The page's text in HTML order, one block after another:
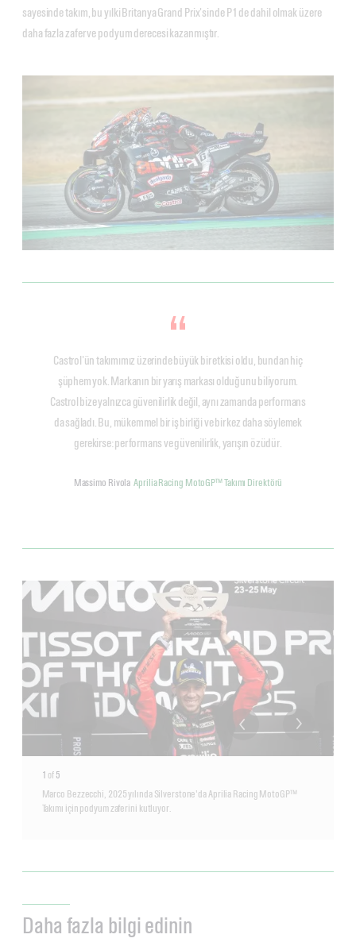
sayesinde takım, bu yılki Britanya Grand Prix'sinde P1 de dahil olmak üzere
daha fazla zafer ve podyum derecesi kazanmıştır.
Castrol'ün takımımız üzerinde büyük bir etkisi oldu, bundan hiç
şüphem yok. Markanın bir yarış markası olduğunu biliyorum.
Castrol bize yalnızca güvenilirlik değil, aynı zamanda performans
da sağladı. Bu, mükemmel bir iş birliği ve bir kez daha söylemek
gerekirse: performans ve güvenilirlik, yarışın özüdür.
Massimo Rivola Aprilia Racing MotoGP™ Takımı Direktörü
1 of 5
Marco Bezzecchi, 2025 yılında Silverstone'da Aprilia Racing MotoGP™
Takımı için podyum zaferini kutluyor.
Daha fazla bilgi edinin